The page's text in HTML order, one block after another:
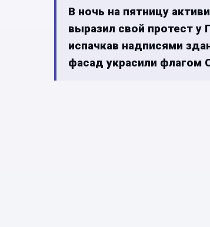
В ночь на пятницу
выразил свой протест у
испачкав надписями
фасад украсили флагом